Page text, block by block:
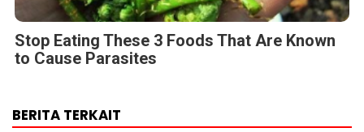
Stop Eating These 3 Foods That Are Known
to Cause Parasites
BERITA TERKAIT